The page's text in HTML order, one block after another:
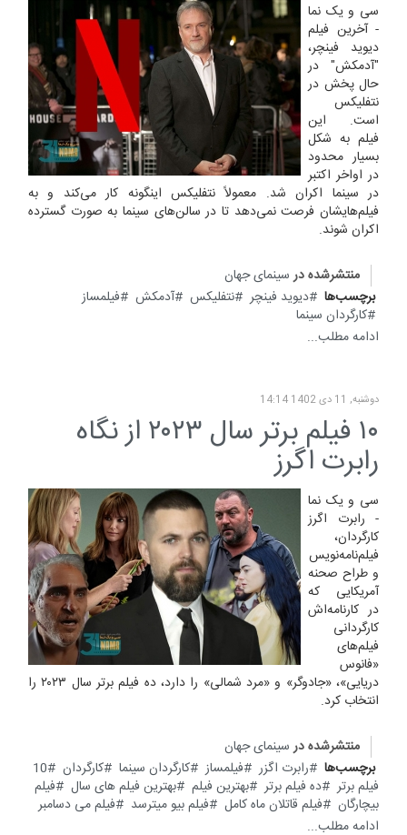
سی و یک نما
- آخرین فیلم
دیوید فینچر،
"آدمکش" در
حال پخش در
نتفلیکس
است. این
فیلم به شکل
بسیار محدود
در اواخر اکتبر
در سینما اکران شد. معمولاً نتفلیکس اینگونه کار می‌کند و به
فیلم‌هایشان فرصت نمی‌دهد تا در سالن‌های سینما به صورت گسترده
اکران شوند.
منتشرشده در سینمای جهان
برچسب‌ها
دیوید فینچر نتفلیکس آدمکش
فیلمساز
کارگردان سینما
ادامه مطلب...
دوشنبه, 11 دی 1402 14:14
۱۰ فیلم برتر سال ۲۰۲۳ از نگاه
رابرت اگرز
سی و یک نما
- رابرت اگرز
کارگردان،
فیلم‌نامه‌نویس
و طراح صحنه
آمریکایی که
در کارنامه‌اش
کارگردانی
فیلم‌های
«فانوس
دریایی»، «جادوگر» و «مرد شمالی» را دارد، ده فیلم برتر سال ۲۰۲۳ را
انتخاب کرد.
منتشرشده در سینمای جهان
برچسب‌ها
رابرت اگزر فیلمساز کارگردان سینما کارگردان
10
فیلم برتر
ده فیلم برتر بهترین فیلم بهترین فیلم های سال
فیلم
بیچارگان
فیلم قاتلان ماه کامل فیلم بیو میترسد
فیلم می دسامبر
ادامه مطلب...